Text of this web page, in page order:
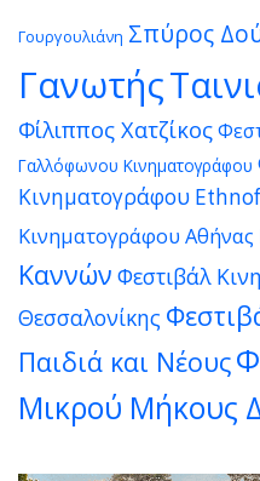
Γουργουλιάνη Σπύρος
Γανωτής
Φίλιππος Χατζίκος
Γαλλόφωνου Κινηματογράφου
Κινηματογράφου
Κινηματογράφου Αθήνας
Καννών Φεστιβάλ
Θεσσαλονίκης
Παιδιά και Νέους
Μικρού Μήκους